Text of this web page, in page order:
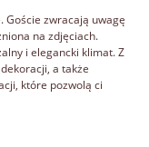
Goście zwracają uwagę
na zdjęciach.
i elegancki klimat. Z
a także
które pozwolą ci